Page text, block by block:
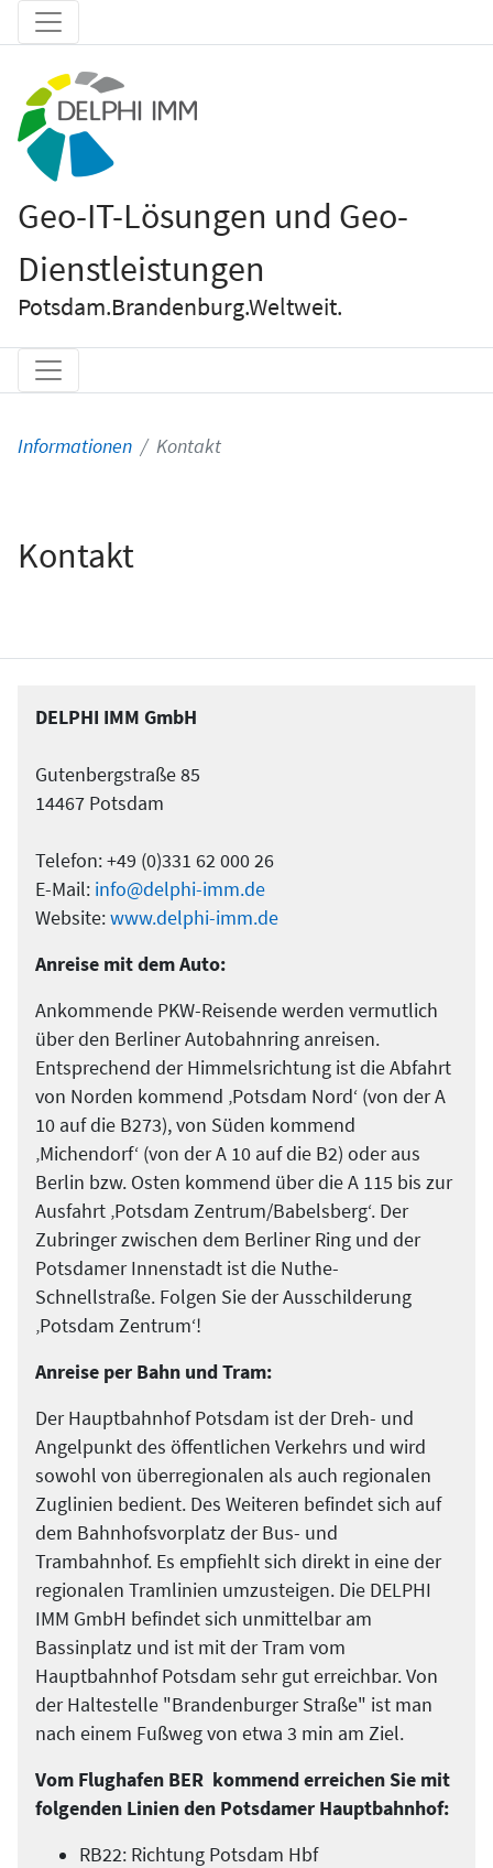
Geo-IT-Lösungen und Geo-
Dienstleistungen
Potsdam.Brandenburg.Weltweit.
Informationen Kontakt
Kontakt
DELPHI IMM GmbH
Gutenbergstraße 85
14467 Potsdam
Telefon: +49 (0)331 62 000 26
E-Mail: info@delphi-imm.de
Website:www.delphi-imm.de
Anreise mit dem Auto:
Ankommende PKW-Reisende werden vermutlich
über den Berliner Autobahnring anreisen.
Entsprechend der Himmelsrichtung ist die Abfahrt
von Norden kommend ‚Potsdam Nord‘ (von der A
10 auf die B273), von Süden kommend
‚Michendorf‘ (von der A 10 auf die B2) oder aus
Berlin bzw. Osten kommend über die A 115 bis zur
Ausfahrt ‚Potsdam Zentrum/Babelsberg‘. Der
Zubringer zwischen dem Berliner Ring und der
Potsdamer Innenstadt ist die Nuthe-
Schnellstraße. Folgen Sie der Ausschilderung
‚Potsdam Zentrum‘!
Anreise per Bahn und Tram:
Der Hauptbahnhof Potsdam ist der Dreh- und
Angelpunkt des öffentlichen Verkehrs und wird
sowohl von überregionalen als auch regionalen
Zuglinien bedient. Des Weiteren befindet sich auf
dem Bahnhofsvorplatz der Bus- und
Trambahnhof. Es empfiehlt sich direkt in eine der
regionalen Tramlinien umzusteigen. Die DELPHI
IMM GmbH befindet sich unmittelbar am
Bassinplatz und ist mit der Tram vom
Hauptbahnhof Potsdam sehr gut erreichbar. Von
der Haltestelle "Brandenburger Straße" ist man
nach einem Fußweg von etwa 3 min am Ziel.
Vom Flughafen BER kommend erreichen Sie mit
folgenden Linien den Potsdamer Hauptbahnhof:
RB22: Richtung Potsdam Hbf